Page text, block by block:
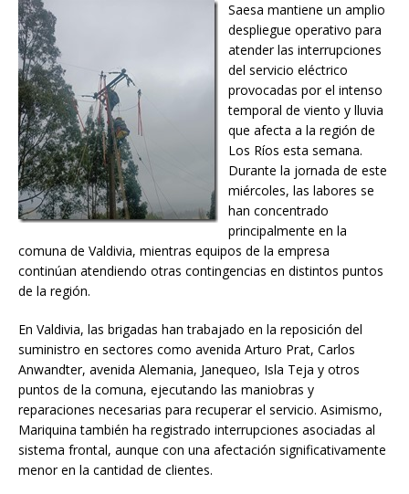
Saesa mantiene un amplio
despliegue operativo para
atender las interrupciones
del servicio eléctrico
provocadas por el intenso
temporal de viento y lluvia
que afecta a la región de
Los Ríos esta semana.
Durante la jornada de este
miércoles, las labores se
han concentrado
principalmente en la
comuna de Valdivia, mientras equipos de la empresa
continúan atendiendo otras contingencias en distintos puntos
de la región.
En Valdivia, las brigadas han trabajado en la reposición del
suministro en sectores como avenida Arturo Prat, Carlos
Anwandter, avenida Alemania, Janequeo, Isla Teja y otros
puntos de la comuna, ejecutando las maniobras y
reparaciones necesarias para recuperar el servicio. Asimismo,
Mariquina también ha registrado interrupciones asociadas al
sistema frontal, aunque con una afectación significativamente
menor en la cantidad de clientes.